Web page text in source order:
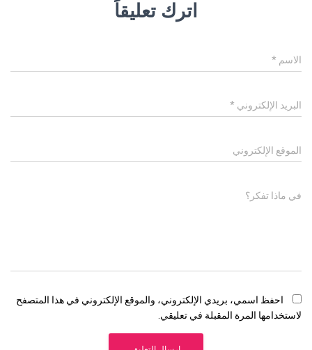
اترك تعليقاً
الاسم *
البريد الإلكتروني *
الموقع الإلكتروني
في ماذا تفكر؟
احفظ اسمي، بريدي الإلكتروني، والموقع الإلكتروني في هذا المتصفح
لاستخدامها المرة المقبلة في تعليقي.